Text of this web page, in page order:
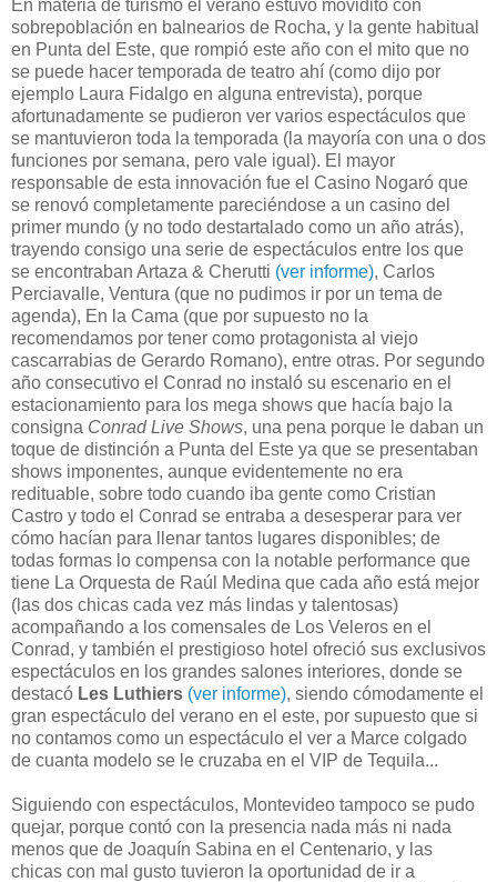
En materia de turismo el verano estuvo movidito con
sobrepoblación en balnearios de Rocha, y la gente habitual
en Punta del Este, que rompió este año con el mito que no
se puede hacer temporada de teatro ahí (como dijo por
ejemplo Laura Fidalgo en alguna entrevista), porque
afortunadamente se pudieron ver varios espectáculos que
se mantuvieron toda la temporada (la mayoría con una o dos
funciones por semana, pero vale igual). El mayor
responsable de esta innovación fue el Casino Nogaró que
se renovó completamente pareciéndose a un casino del
primer mundo (y no todo destartalado como un año atrás),
trayendo consigo una serie de espectáculos entre los que
se encontraban Artaza & Cherutti (ver informe), Carlos
Perciavalle, Ventura (que no pudimos ir por un tema de
agenda), En la Cama (que por supuesto no la
recomendamos por tener como protagonista al viejo
cascarrabias de Gerardo Romano), entre otras. Por segundo
año consecutivo el Conrad no instaló su escenario en el
estacionamiento para los mega shows que hacía bajo la
consigna Conrad Live Shows, una pena porque le daban un
toque de distinción a Punta del Este ya que se presentaban
shows imponentes, aunque evidentemente no era
redituable, sobre todo cuando iba gente como Cristian
Castro y todo el Conrad se entraba a desesperar para ver
cómo hacían para llenar tantos lugares disponibles; de
todas formas lo compensa con la notable performance que
tiene La Orquesta de Raúl Medina que cada año está mejor
(las dos chicas cada vez más lindas y talentosas)
acompañando a los comensales de Los Veleros en el
Conrad, y también el prestigioso hotel ofreció sus exclusivos
espectáculos en los grandes salones interiores, donde se
destacó Les Luthiers (ver informe), siendo cómodamente el
gran espectáculo del verano en el este, por supuesto que si
no contamos como un espectáculo el ver a Marce colgado
de cuanta modelo se le cruzaba en el VIP de Tequila...
Siguiendo con espectáculos, Montevideo tampoco se pudo
quejar, porque contó con la presencia nada más ni nada
menos que de Joaquín Sabina en el Centenario, y las
chicas con mal gusto tuvieron la oportunidad de ir a